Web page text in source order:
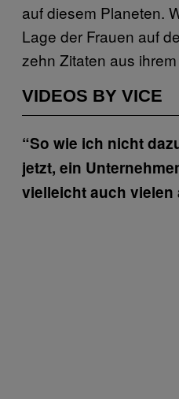
auf diesem Planeten.
Lage der Frauen auf
zehn Zitaten aus
VIDEOS BY VICE
“So wie ich nicht
jetzt, ein
vielleicht auch vielen